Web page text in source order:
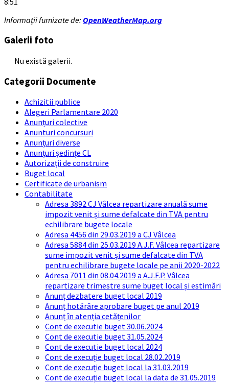
Informații furnizate de: OpenWeatherMap.org
Galerii foto
Nu există galerii.
Categorii Documente
Achizitii publice
Alegeri Parlamentare 2020
Anunțuri colective
Anunturi concursuri
Anunțuri diverse
Anunțuri ședințe CL
Autorizații de construire
Buget local
Certificate de urbanism
Contabilitate
Adresa 3892 CJ Vâlcea repartizare anuală sume
impozit venit și sume defalcate din TVA pentru
echilibrare bugete locale
Adresa 4456 din 29.03.2019 a CJ Vâlcea
Adresa 5884 din 25.03.2019 A.J.F. Vâlcea repartizare
sume impozit venit și sume defalcate din TVA
pentru echilibrare bugete locale pe anii 2020-2022
Adresa 7011 din 08.04.2019 a A.J.F.P. Vâlcea
repartizare trimestre sume buget local și estimări
Anunț dezbatere buget local 2019
Anunț hotărâre aprobare buget pe anul 2019
Anunț în atenția cetățenilor
Cont de executie buget 30.06.2024
Cont de executie buget 31.05.2024
Cont de executie buget local 2024
Cont de execuție buget local 28.02.2019
Cont de execuție buget local la 31.03.2019
Cont de execuție buget local la data de 31.05.2019